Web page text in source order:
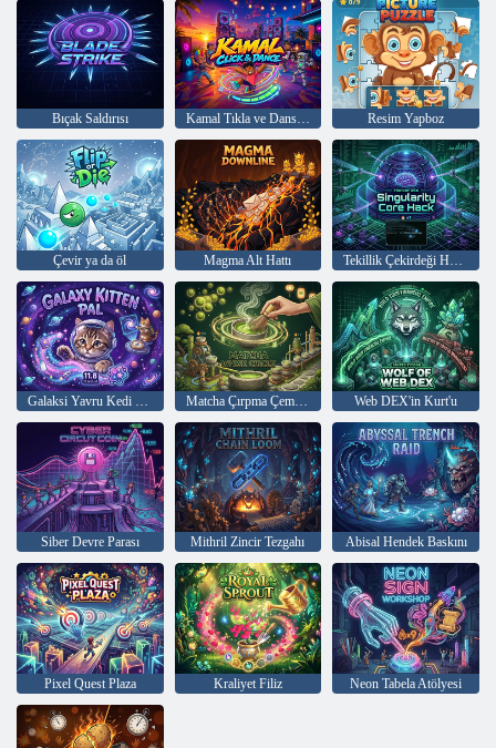
Bıçak Saldırısı Kamal Tıkla ve Dans Et Resim Yapboz
Çevir ya da öl Magma Alt Hattı
Galaksi Yavru Kedi Dostum Matcha Çırpma Çemberi Web DEX'in Kurt'u
Siber Devre Parası Mithril Zincir Tezgahı Abisal Hendek Baskını
Pixel Quest Plaza Kraliyet Filiz Neon Tabela Atölyesi